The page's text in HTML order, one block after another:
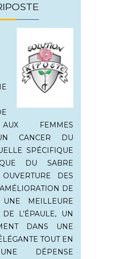
AUX FEMMES
CANCER DU
SPÉCIFIQUE
DU SABRE
DES
DE
MEILLEURE
L’ÉPAULE, UN
DANS UNE
TOUT EN
DÉPENSE